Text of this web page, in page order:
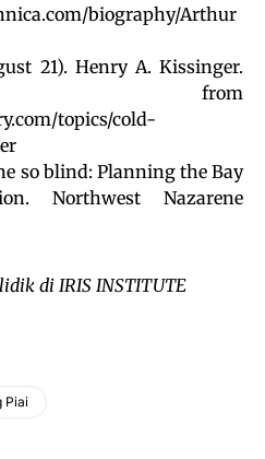
biography/Arthur
21). Henry A. Kissinger.
from
topics/cold-
so blind: Planning the Bay
Northwest Nazarene
di IRIS INSTITUTE
Piai